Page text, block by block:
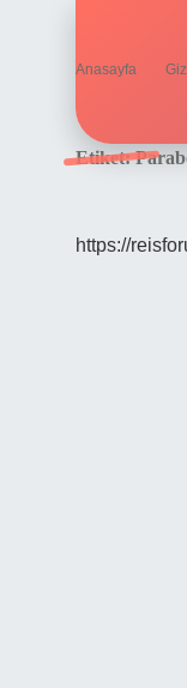
Anasayfa
Etiket:
https://